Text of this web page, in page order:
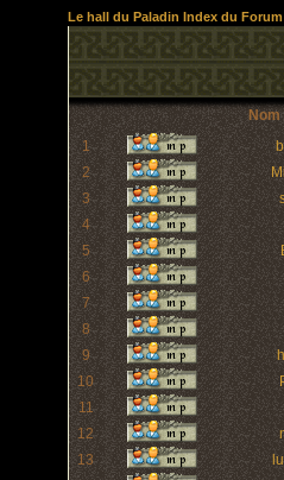
Le hall du Paladin Index du Forum
1
2
3
4
5
6
7
8
9
10
11
12
13